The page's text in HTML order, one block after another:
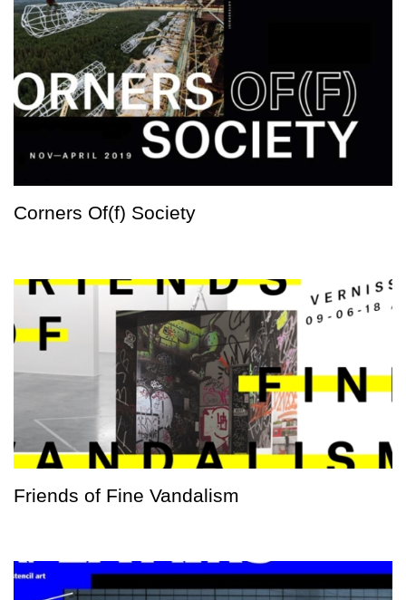
Corners Of(f) Society
Friends of Fine Vandalism